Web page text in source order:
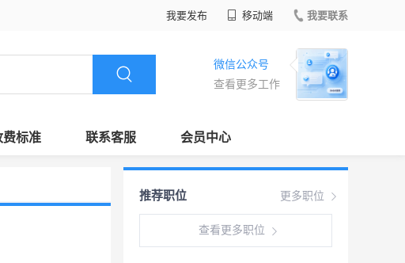
我要发布 移动端 我要联系
微信公众号
查看更多工作
费标准 联系客服 会员中心
更多职位
推荐职位
查看更多职位